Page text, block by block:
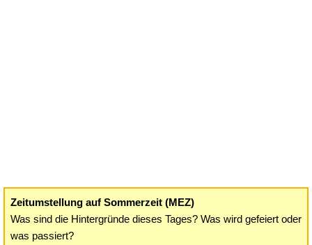
Zeitumstellung auf Sommerzeit (MEZ)
Was sind die Hintergründe dieses Tages? Was wird gefeiert oder
was passiert?